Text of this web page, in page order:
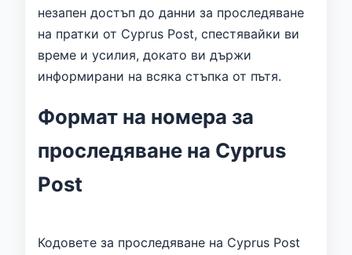
незапен достъп до данни за проследяване
на пратки от Cyprus Post, спестявайки ви
време и усилия, докато ви държи
информирани на всяка стъпка от пътя.
Формат на номера за
проследяване на Cyprus
Post
Кодовете за проследяване на Cyprus Post